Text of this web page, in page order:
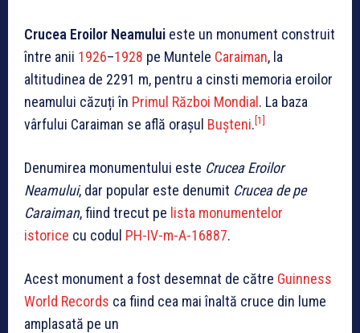
Crucea Eroilor Neamului este un monument construit
între anii 1926–1928 pe Muntele Caraiman, la
altitudinea de 2291 m, pentru a cinsti memoria eroilor
neamului căzuți în Primul Război Mondial. La baza
vârfului Caraiman se află orașul Bușteni.[1]
Denumirea monumentului este Crucea Eroilor
Neamului, dar popular este denumit Crucea de pe
Caraiman, fiind trecut pe lista monumentelor
istorice cu codul PH-IV-m-A-16887.
Acest monument a fost desemnat de către Guinness
World Records ca fiind cea mai înaltă cruce din lume
amplasată pe un